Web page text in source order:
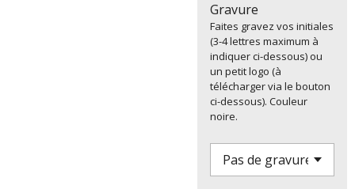
Gravure
Faites gravez vos initiales
(3-4 lettres maximum à
indiquer ci-dessous) ou
un petit logo (à
télécharger via le bouton
ci-dessous). Couleur
noire.